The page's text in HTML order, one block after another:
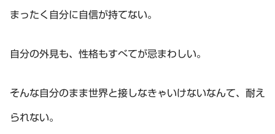
まったく自分に自信が持てない。
自分の外見も、性格もすべてが忌まわしい。
そんな自分のまま世界と接しなきゃいけないなんて、耐え
られない。